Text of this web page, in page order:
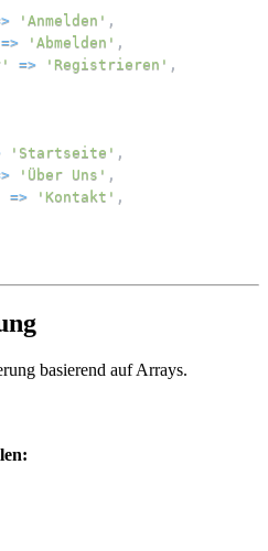
'Anmelden' ,
=> 'Abmelden' ,
=> 'Registrieren' ,
'Startseite' ,
'Über Uns' ,
=> 'Kontakt' ,
basierend auf Arrays.